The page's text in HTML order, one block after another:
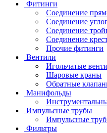
Фитинги
Соединение
Соединение
Соединение
Соединение
Прочие фитинги
Вентили
Игольчатые
Шаровые краны
Обратные
Манифольды
Импульсные трубы
Импульсные
Фильтры